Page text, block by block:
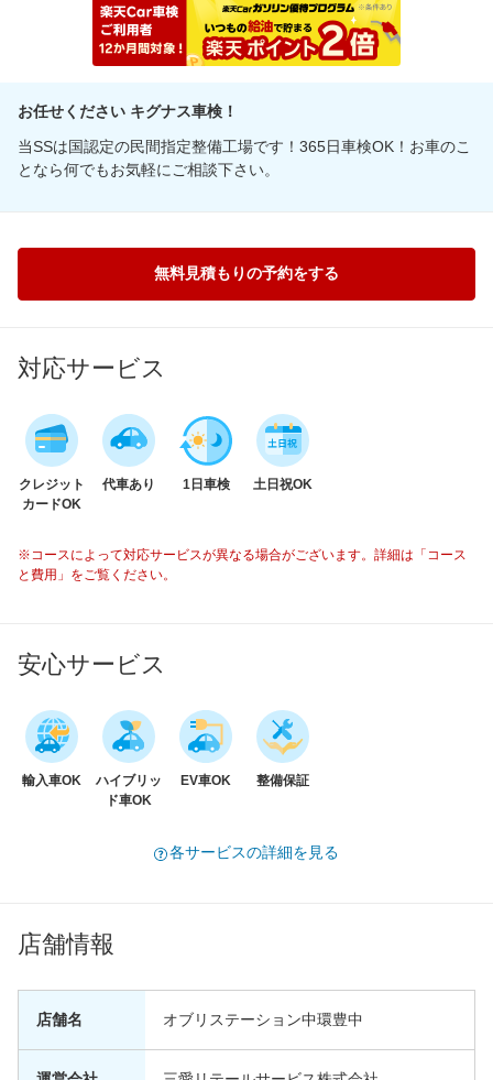
お任せください キグナス車検！
当SSは国認定の民間指定整備工場です！365日車検OK！お車のこ
となら何でもお気軽にご相談下さい。
無料見積もりの予約をする
対応サービス
クレジット
カードOK
代車あり 1日車検 土日祝OK
※コースによって対応サービスが異なる場合がございます。詳細は「コース
と費用」をご覧ください。
安心サービス
輸入車OK
ハイブリッ
ド車OK
EV車OK 整備保証
各サービスの詳細を見る
店舗情報
店舗名 オブリステーション中環豊中